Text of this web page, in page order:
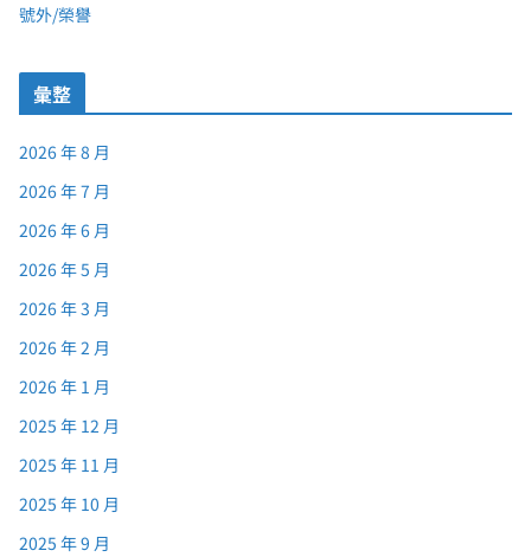
號外/榮譽
彙整
2026 年 8 月
2026 年 7 月
2026 年 6 月
2026 年 5 月
2026 年 3 月
2026 年 2 月
2026 年 1 月
2025 年 12 月
2025 年 11 月
2025 年 10 月
2025 年 9 月